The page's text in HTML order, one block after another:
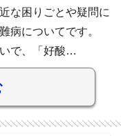
な困りごとや疑問に
病についてです。
いで、「好酸…